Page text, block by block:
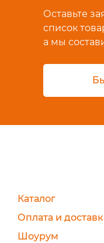
Оставьте
список
а мы
Каталог
Оплата и
Шоурум